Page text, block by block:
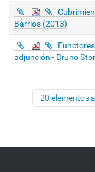
Barrios (2013)
adjunción - Bruno
20 elementos